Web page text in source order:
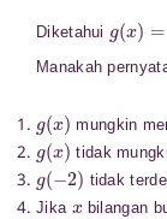
Diketahui
( )
Manakah
( )
mungkin
g ( )
tidak
g ( 2)
tidak
Jika
x
bilangan